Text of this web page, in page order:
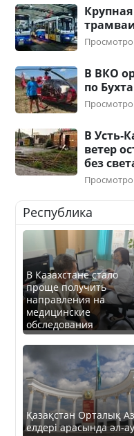
В ВКО
по
В Усть-
ветер
без
Республика
В Казахстане стало
проще получить
направления на
медицинские
обследования
Қазақстан Орталық
елдері арасында әл-